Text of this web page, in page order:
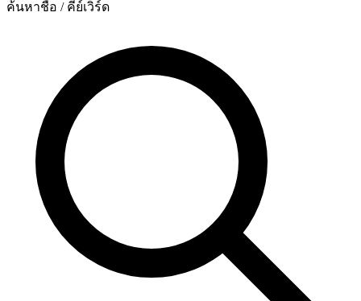
ค้นหาชื่อ / คีย์เวิร์ด